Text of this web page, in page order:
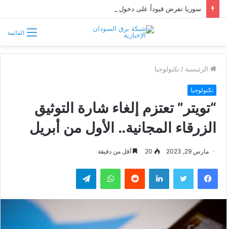
القائمة
الرئيسية / تكنولوجيا
تكنولوجيا
“تويتر” تعتزم إلغاء شارة التوثيق
الزرقاء المجانية.. الأول من أبريل
مارس 29, 2023 20 أقل من دقيقة
فيسبوك تويتر لينكدإن واتساب تيلقرام